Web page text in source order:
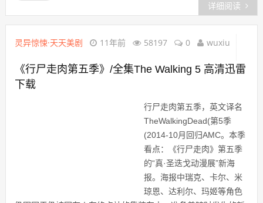
详细阅读
灵异惊悚·天天美剧 11年前 58197 0 wuxiu
《行尸走肉第五季》/全集The Walking 5 高清迅雷
下载
行尸走肉第五季，英文译名
TheWalkingDead(第5季
(2014-10月回归AMC。本季
看点：《行尸走肉》第五季
的“真·圣迭戈动漫展”新海
报。海报中瑞克、卡尔、米
琼恩、达利尔、玛姬等角色